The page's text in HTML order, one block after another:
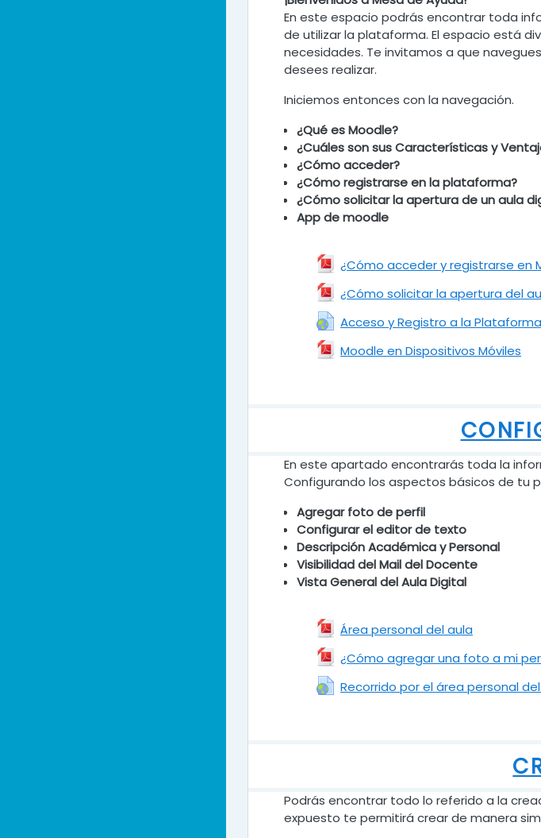
En este espacio podrás encontrar toda
de utilizar la plataforma. El espacio está
necesidades. Te invitamos a que
desees realizar.
Iniciemos entonces con la navegación.
¿Qué es Moodle?
¿Cuáles son sus Características y
¿Cómo acceder?
¿Cómo registrarse en la plataforma?
¿Cómo solicitar la apertura de un aula
App de moodle
¿Cómo acceder y registrarse en
¿Cómo solicitar la apertura del
Acceso y Registro a la
Moodle en Dispositivos Móviles
Archivo
En este apartado encontrarás toda la
Configurando los aspectos básicos de tu
Agregar foto de perfil
Configurar el editor de texto
Descripción Académica y Personal
Visibilidad del Mail del Docente
Vista General del Aula Digital
Área personal del aula
Archivo
¿Cómo agregar una foto a mi
Recorrido por el área personal
Podrás encontrar todo lo referido a la
expuesto te permitirá crear de manera